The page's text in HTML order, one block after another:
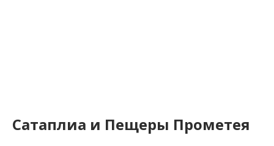
Сатаплиа и Пещеры Прометея